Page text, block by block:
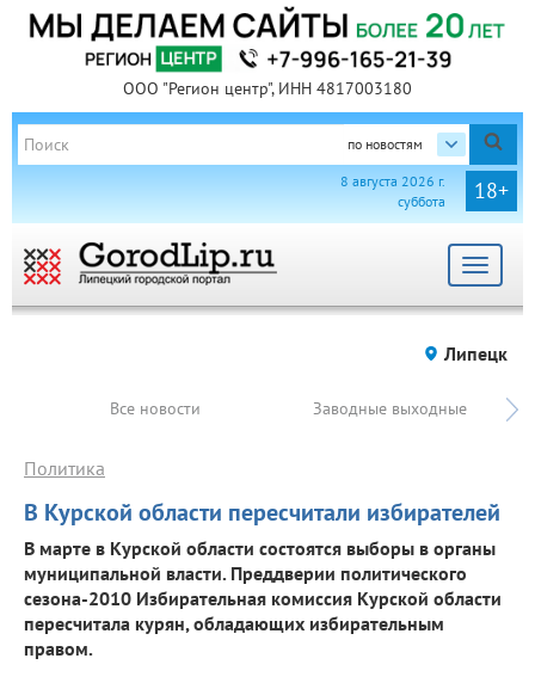
ООО "Регион центр", ИНН 4817003180
по новостям
18+
8 августа 2026 г.
суббота
Toggle
Липецк
Все новости Заводные выходные
В Курской области пересчитали избирателей
Политика
В марте в Курской области состоятся выборы в органы
муниципальной власти. Преддверии политического
сезона-2010 Избирательная комиссия Курской области
пересчитала курян, обладающих избирательным
правом.